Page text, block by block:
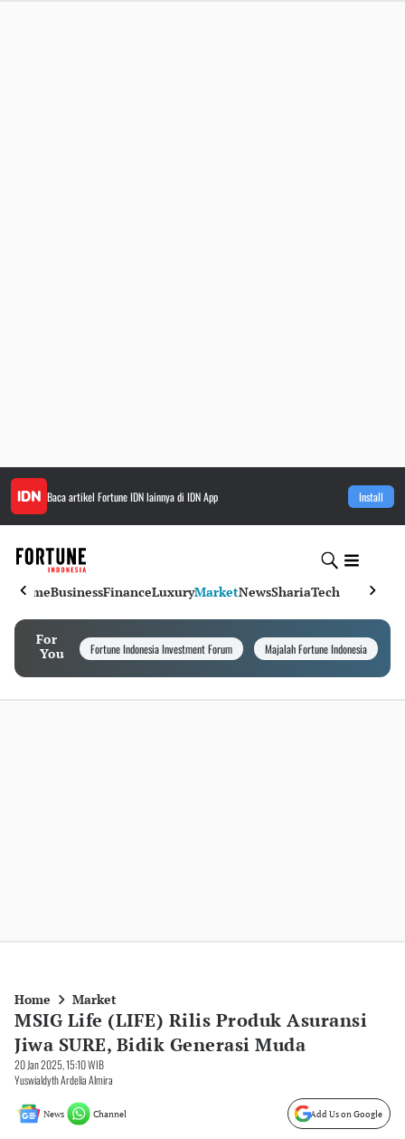
Baca artikel Fortune IDNlainnya di IDN App Install
HomeBusinessFinanceLuxuryMarketNewsShariaTech
For
You
Fortune Indonesia Investment Forum Majalah Fortune Indonesia
Home Market
MSIG Life (LIFE) Rilis Produk Asuransi
Jiwa SURE, Bidik Generasi Muda
20 Jan 2025, 15:10 WIB
Yuswialdyth Ardelia Almira
News Channel Add Us on Google